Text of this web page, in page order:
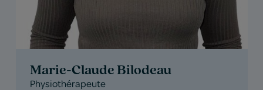
Marie-Claude Bilodeau
Physiothérapeute